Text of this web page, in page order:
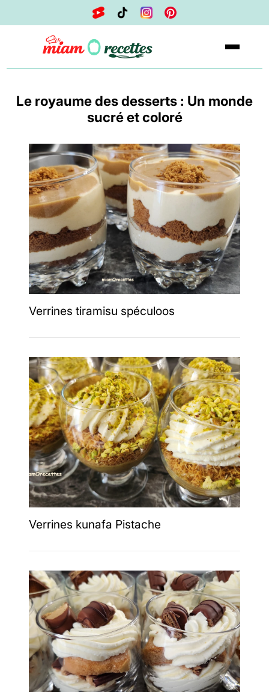
Le royaume des desserts : Un monde
sucré et coloré
Verrines tiramisu spéculoos
Verrines kunafa Pistache